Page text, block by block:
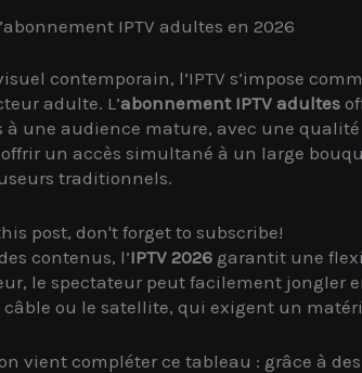
IPTV adultes en 2026
contemporain, l’IPTV s’impose
adulte. L’abonnement IPTV adultes
une audience mature, avec une qualité
offrir un accès simultané à un large
traditionnels.
post, don't forget to subscribe!
contenus, l’IPTV 2026garantit une
le spectateur peut facilement jongler
ou le satellite, qui exigent un
vient compléter ce tableau : grâce à